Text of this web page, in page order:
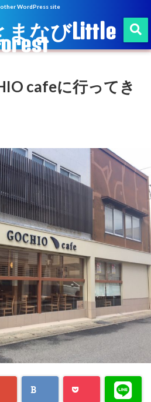
WordPress site
まなびLittle
cafeに行ってき